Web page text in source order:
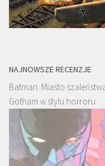
NAJNOWSZE RECENZJE
Batman. Miasto
Gotham w stylu horroru